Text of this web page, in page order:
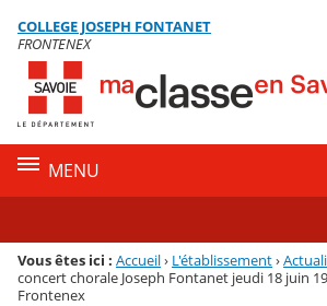
Menu de la rubrique
Contenu
COLLEGE JOSEPH FONTANET
FRONTENEX
MENU
Vous êtes ici : Accueil› L'établissement›
concert chorale Joseph Fontanet jeudi 18 juin
Frontenex